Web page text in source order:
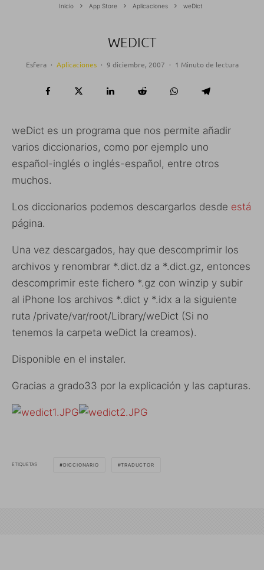
Inicio App Store Aplicaciones weDict
WEDICT
Esfera · Aplicaciones · 9 diciembre, 2007 · 1 Minuto de lectura
weDict es un programa que nos permite añadir
varios diccionarios, como por ejemplo uno
español-inglés o inglés-español, entre otros
muchos.
Los diccionarios podemos descargarlos desde está
página.
Una vez descargados, hay que descomprimir los
archivos y renombrar *.dict.dz a *.dict.gz, entonces
descomprimir este fichero *.gz con winzip y subir
al iPhone los archivos *.dict y *.idx a la siguiente
ruta /private/var/root/Library/weDict (Si no
tenemos la carpeta weDict la creamos).
Disponible en el instaler.
Gracias a grado33 por la explicación y las capturas.
ETIQUETAS DICCIONARIO TRADUCTOR